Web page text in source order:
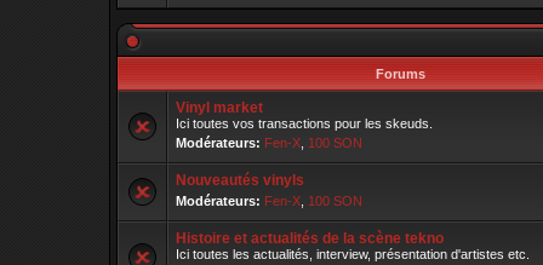
Forums
Vinyl market
Ici toutes vos transactions pour les skeuds.
Modérateurs: Fen-X 100 SON
Nouveautés vinyls
Modérateurs: Fen-X 100 SON
Histoire et actualités de la scène tekno
Ici toutes les actualités, interview, présentation d'artistes etc.